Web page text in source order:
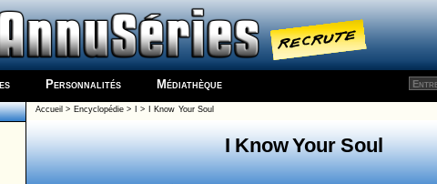
Personnalités Médiathèque
Accueil > Encyclopédie> > I Know Your Soul
I Know Your Soul